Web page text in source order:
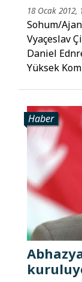
18 Ocak 2012,
Sohum/
Vyaçeslav
Daniel
Yüksek
Haber